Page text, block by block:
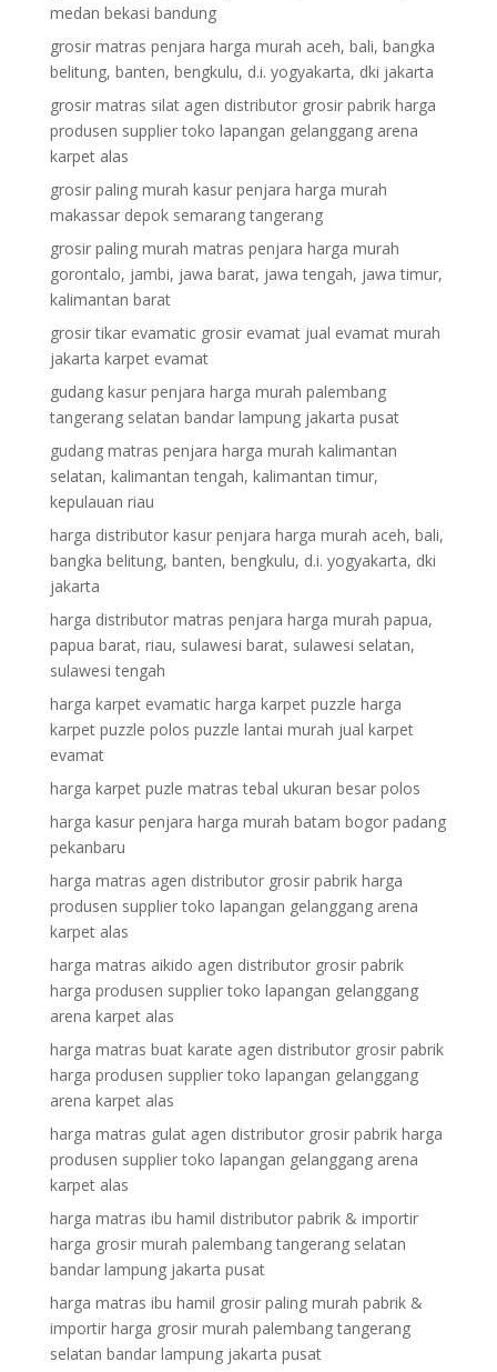
medan bekasi bandung
grosir matras penjara harga murah aceh, bali, bangka
belitung, banten, bengkulu, d.i. yogyakarta, dki jakarta
grosir matras silat agen distributor grosir pabrik harga
produsen supplier toko lapangan gelanggang arena
karpet alas
grosir paling murah kasur penjara harga murah
makassar depok semarang tangerang
grosir paling murah matras penjara harga murah
gorontalo, jambi, jawa barat, jawa tengah, jawa timur,
kalimantan barat
grosir tikar evamatic grosir evamat jual evamat murah
jakarta karpet evamat
gudang kasur penjara harga murah palembang
tangerang selatan bandar lampung jakarta pusat
gudang matras penjara harga murah kalimantan
selatan, kalimantan tengah, kalimantan timur,
kepulauan riau
harga distributor kasur penjara harga murah aceh, bali,
bangka belitung, banten, bengkulu, d.i. yogyakarta, dki
jakarta
harga distributor matras penjara harga murah papua,
papua barat, riau, sulawesi barat, sulawesi selatan,
sulawesi tengah
harga karpet evamatic harga karpet puzzle harga
karpet puzzle polos puzzle lantai murah jual karpet
evamat
harga karpet puzle matras tebal ukuran besar polos
harga kasur penjara harga murah batam bogor padang
pekanbaru
harga matras agen distributor grosir pabrik harga
produsen supplier toko lapangan gelanggang arena
karpet alas
harga matras aikido agen distributor grosir pabrik
harga produsen supplier toko lapangan gelanggang
arena karpet alas
harga matras buat karate agen distributor grosir pabrik
harga produsen supplier toko lapangan gelanggang
arena karpet alas
harga matras gulat agen distributor grosir pabrik harga
produsen supplier toko lapangan gelanggang arena
karpet alas
harga matras ibu hamil distributor pabrik & importir
harga grosir murah palembang tangerang selatan
bandar lampung jakarta pusat
harga matras ibu hamil grosir paling murah pabrik &
importir harga grosir murah palembang tangerang
selatan bandar lampung jakarta pusat